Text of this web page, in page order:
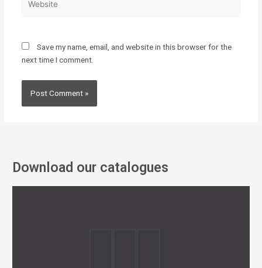
Save my name, email, and website in this browser for the
next time I comment.
Download our catalogues